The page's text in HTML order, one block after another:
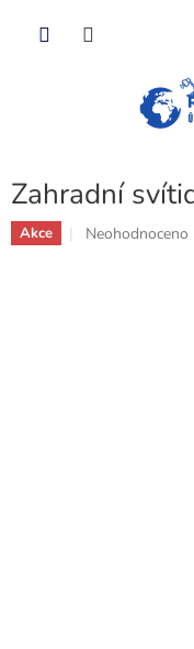
Zahradní
Akce
Průměrné
Neohodnoceno